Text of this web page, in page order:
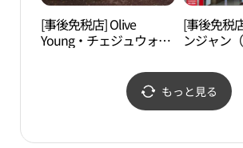
[事後免税店] Olive
Young・チェジュウォル
(올리브영 제주월랑로점)
[事後免税
ンジャン
장 노형점)
もっと見る